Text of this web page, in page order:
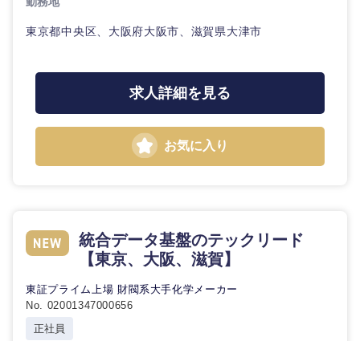
東海地方
愛知県 三重県
東京都中央区、大阪府大阪市、滋賀県大津市
求人詳細を見る
お気に入り
統合データ基盤のテックリード
【東京、大阪、滋賀】
東証プライム上場 財閥系大手化学メーカー
No. 02001347000656
正社員